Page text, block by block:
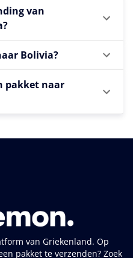
van
Bolivia?
pakket naar
van Griekenland. Op
pakket te verzenden? Zoek